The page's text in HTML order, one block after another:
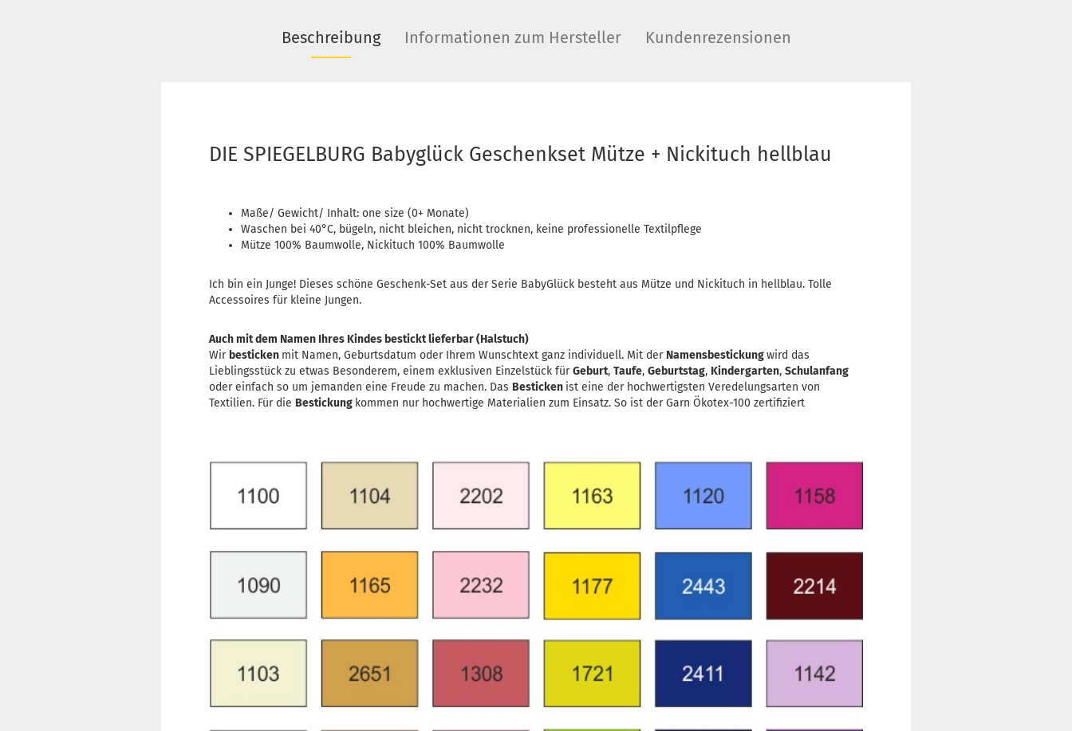
Beschreibung Informationen zum Hersteller Kundenrezensionen
DIE SPIEGELBURG Babyglück Geschenkset Mütze + Nickituch hellblau
Maße/ Gewicht/ Inhalt: one size (0+ Monate)
Waschen bei 40°C, bügeln, nicht bleichen, nicht trocknen, keine professionelle Textilpflege
Mütze 100% Baumwolle, Nickituch 100% Baumwolle
Ich bin ein Junge! Dieses schöne Geschenk-Set aus der Serie BabyGlück besteht aus Mütze und Nickituch in hellblau. Tolle
Accessoires für kleine Jungen.
Auch mit dem Namen Ihres Kindes bestickt lieferbar (Halstuch)
Wir besticken mit Namen, Geburtsdatum oder Ihrem Wunschtext ganz individuell. Mit der Namensbestickungwird das
Lieblingsstück zu etwas Besonderem, einem exklusiven Einzelstück fürGeburt, Taufe, Geburtstag, Kindergarten, Schulanfang
oder einfach so um jemanden eine Freude zu machen. Das Besticken ist eine der hochwertigsten Veredelungsarten von
Textilien. Für die Bestickung kommen nur hochwertige Materialien zum Einsatz. So ist der Garn Ökotex-100 zertifiziert